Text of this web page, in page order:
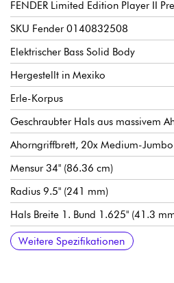
FENDER Limited Edition Player II
SKU Fender 0140832508
Elektrischer Bass Solid Body
Hergestellt in Mexiko
Erle-Korpus
Geschraubter Hals aus massivem
Ahorngriffbrett, 20x Medium-
Mensur 34" (86.36 cm)
Radius 9.5" (241 mm)
Hals Breite 1. Bund 1.625" (41.3
Single-coil Tonabnehmer Fender
Lautstärke
Tonart
Steg Fender Standard 4-Saddle
Fender Standard stimmmechaniken
Hochglanz Polyester Korpus Finish
Hals Urethan-Satin-Finish
Weitere Spezifikationen